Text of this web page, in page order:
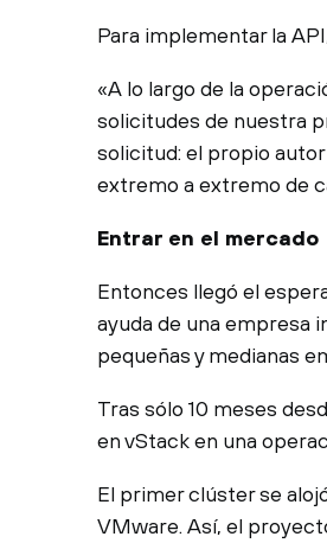
Para implementar la
«A lo largo de la
solicitudes de nuestra
solicitud: el propio
extremo a extremo de
Entrar en el mercado
Entonces llegó el
ayuda de una empresa
pequeñas y medianas
Tras sólo 10 meses
en vStack en una
El primer clúster se
VMware. Así, el